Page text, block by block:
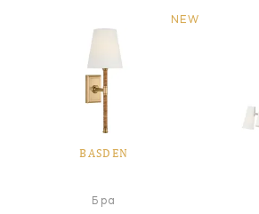
NEW
BASDEN
Бра